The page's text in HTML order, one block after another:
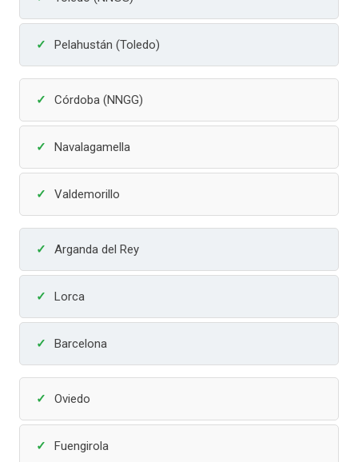
Pelahustán (Toledo)
Córdoba (NNGG)
Navalagamella
Valdemorillo
Arganda del Rey
Lorca
Barcelona
Oviedo
Fuengirola